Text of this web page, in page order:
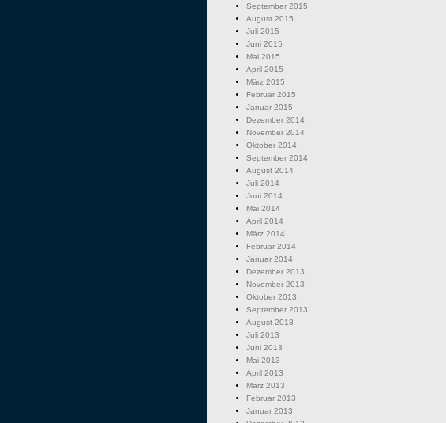
September 2015
August 2015
Juli 2015
Juni 2015
Mai 2015
April 2015
März 2015
Februar 2015
Januar 2015
Dezember 2014
November 2014
Oktober 2014
September 2014
August 2014
Juli 2014
Juni 2014
Mai 2014
April 2014
März 2014
Februar 2014
Januar 2014
Dezember 2013
November 2013
Oktober 2013
September 2013
August 2013
Juli 2013
Juni 2013
Mai 2013
April 2013
März 2013
Februar 2013
Januar 2013